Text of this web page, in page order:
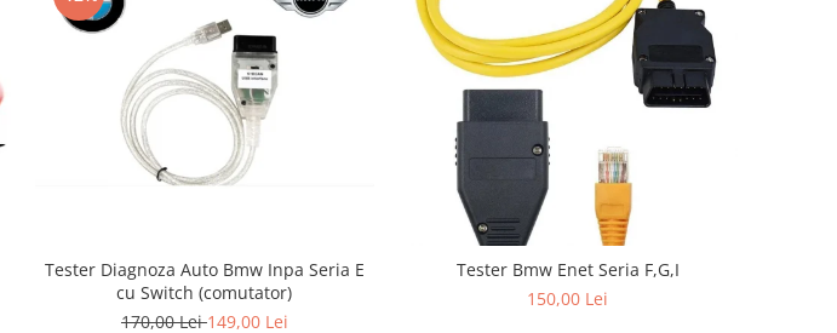
Tester Diagnoza Auto Bmw Inpa Seria E
cu Switch (comutator)
170,00 Lei149,00 Lei
Tester Bmw Enet Seria F,G,I
150,00 Lei